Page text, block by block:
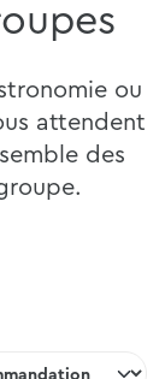
ou
attendent
des